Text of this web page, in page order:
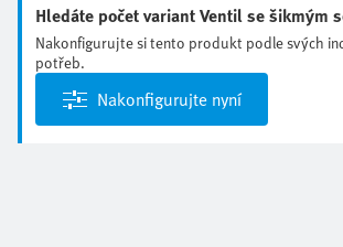
Hledáte počet variant Ventil se šikmým
Nakonfigurujte si tento produkt podle svých
potřeb.
Nakonfigurujte nyní